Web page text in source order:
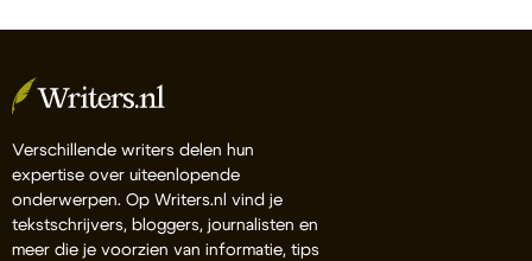
Verschillende writers delen hun
expertise over uiteenlopende
onderwerpen. Op Writers.nl vind je
tekstschrijvers, bloggers, journalisten en
meer die je voorzien van informatie, tips